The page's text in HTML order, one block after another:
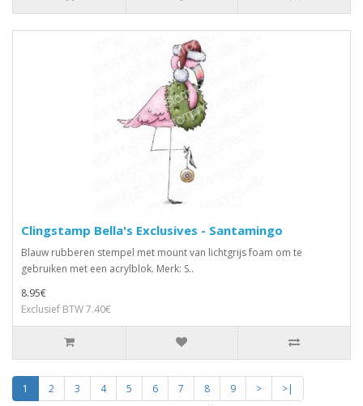
Clingstamp Bella's Exclusives - Santamingo
Blauw rubberen stempel met mount van lichtgrijs foam om te
gebruiken met een acrylblok. Merk: S..
8.95€
Exclusief BTW 7.40€
1 2 3 4 5 6 7 8 9 >
>|